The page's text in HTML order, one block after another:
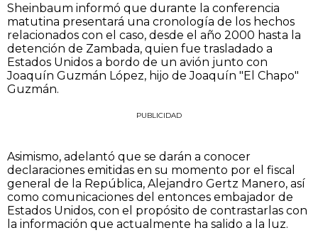
Sheinbaum informó que durante la conferencia
matutina presentará una cronología de los hechos
relacionados con el caso, desde el año 2000 hasta la
detención de Zambada, quien fue trasladado a
Estados Unidos a bordo de un avión junto con
Joaquín Guzmán López, hijo de Joaquín "El Chapo"
Guzmán.
PUBLICIDAD
Asimismo, adelantó que se darán a conocer
declaraciones emitidas en su momento por el fiscal
general de la República, Alejandro Gertz Manero, así
como comunicaciones del entonces embajador de
Estados Unidos, con el propósito de contrastarlas con
la información que actualmente ha salido a la luz.